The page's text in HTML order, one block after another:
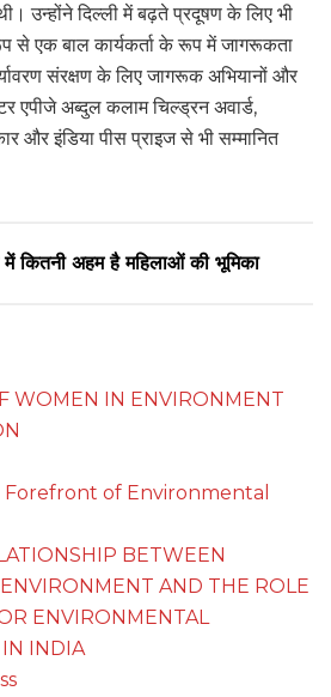
उन्होंने दिल्ली में बढ़ते प्रदूषण के लिए भी
से एक बाल कार्यकर्ता के रूप में जागरूकता
संरक्षण के लिए जागरूक अभियानों और
एपीजे अब्दुल कलाम चिल्ड्रन अवार्ड,
और इंडिया पीस प्राइज से भी सम्मानित
में कितनी अहम है महिलाओं की भूमिका
WOMEN IN ENVIRONMENT
of Environmental
BETWEEN
AND THE ROLE
ENVIRONMENTAL
INDIA